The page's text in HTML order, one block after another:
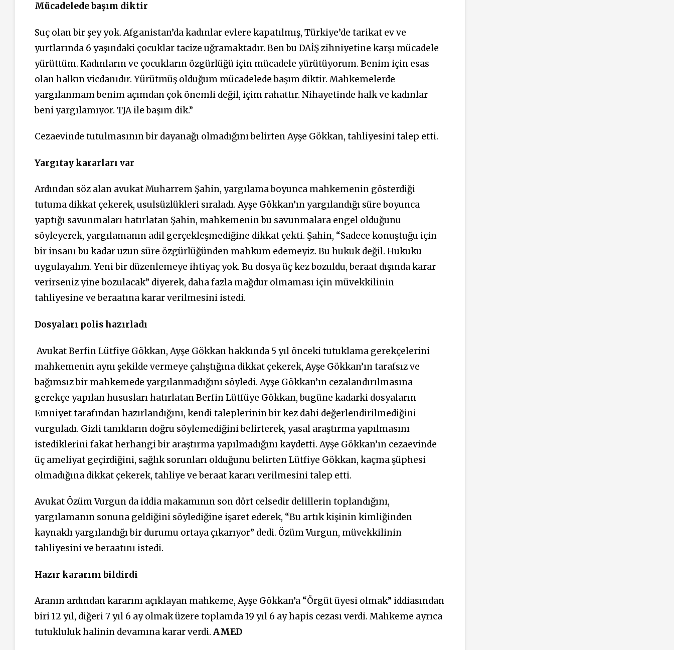
Mücadelede başım diktir
Suç olan bir şey yok. Afganistan’da kadınlar evlere kapatılmış, Türkiye’de tarikat ev ve
yurtlarında 6 yaşındaki çocuklar tacize uğramaktadır. Ben bu DAİŞ zihniyetine karşı mücadele
yürüttüm. Kadınların ve çocukların özgürlüğü için mücadele yürütüyorum. Benim için esas
olan halkın vicdanıdır. Yürütmüş olduğum mücadelede başım diktir. Mahkemelerde
yargılanmam benim açımdan çok önemli değil, içim rahattır. Nihayetinde halk ve kadınlar
beni yargılamıyor. TJA ile başım dik.”
Cezaevinde tutulmasının bir dayanağı olmadığını belirten Ayşe Gökkan, tahliyesini talep etti.
Yargıtay kararları var
Ardından söz alan avukat Muharrem Şahin, yargılama boyunca mahkemenin gösterdiği
tutuma dikkat çekerek, usulsüzlükleri sıraladı. Ayşe Gökkan’ın yargılandığı süre boyunca
yaptığı savunmaları hatırlatan Şahin, mahkemenin bu savunmalara engel olduğunu
söyleyerek, yargılamanın adil gerçekleşmediğine dikkat çekti. Şahin, “Sadece konuştuğu için
bir insanı bu kadar uzun süre özgürlüğünden mahkum edemeyiz. Bu hukuk değil. Hukuku
uygulayalım. Yeni bir düzenlemeye ihtiyaç yok. Bu dosya üç kez bozuldu, beraat dışında karar
verirseniz yine bozulacak” diyerek, daha fazla mağdur olmaması için müvekkilinin
tahliyesine ve beraatına karar verilmesini istedi.
Dosyaları polis hazırladı
Avukat Berfin Lütfiye Gökkan, Ayşe Gökkan hakkında 5 yıl önceki tutuklama gerekçelerini
mahkemenin aynı şekilde vermeye çalıştığına dikkat çekerek, Ayşe Gökkan’ın tarafsız ve
bağımsız bir mahkemede yargılanmadığını söyledi. Ayşe Gökkan’ın cezalandırılmasına
gerekçe yapılan hususları hatırlatan Berfin Lütfüye Gökkan, bugüne kadarki dosyaların
Emniyet tarafından hazırlandığını, kendi taleplerinin bir kez dahi değerlendirilmediğini
vurguladı. Gizli tanıkların doğru söylemediğini belirterek, yasal araştırma yapılmasını
istediklerini fakat herhangi bir araştırma yapılmadığını kaydetti. Ayşe Gökkan’ın cezaevinde
üç ameliyat geçirdiğini, sağlık sorunları olduğunu belirten Lütfiye Gökkan, kaçma şüphesi
olmadığına dikkat çekerek, tahliye ve beraat kararı verilmesini talep etti.
Avukat Özüm Vurgun da iddia makamının son dört celsedir delillerin toplandığını,
yargılamanın sonuna geldiğini söylediğine işaret ederek, “Bu artık kişinin kimliğinden
kaynaklı yargılandığı bir durumu ortaya çıkarıyor” dedi. Özüm Vurgun, müvekkilinin
tahliyesini ve beraatını istedi.
Hazır kararını bildirdi
Aranın ardından kararını açıklayan mahkeme, Ayşe Gökkan’a “Örgüt üyesi olmak” iddiasından
biri 12 yıl, diğeri 7 yıl 6 ay olmak üzere toplamda 19 yıl 6 ay hapis cezası verdi. Mahkeme ayrıca
tutukluluk halinin devamına karar verdi. AMED